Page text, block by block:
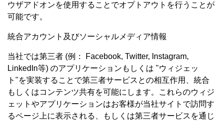
ウザアドオンを使用することでオプトアウトを行うことが
可能です。
統合アカウント及びソーシャルメディア情報
当社では第三者 (例： Facebook, Twitter, Instagram,
LinkedIn等) のアプリケーションもしくは "ウィジェッ
ト"を実装することで第三者サービスとの相互作用、統合
もしくはコンテンツ共有を可能にします。これらのウィジ
ェットやアプリケーションはお客様が当社サイトで訪問す
るページ上に表示される、もしくは第三者サービスを通じ